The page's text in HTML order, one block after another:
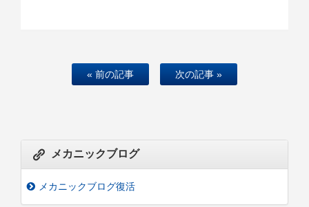
« 前の記事 次の記事 »
メカニックブログ
メカニックブログ復活